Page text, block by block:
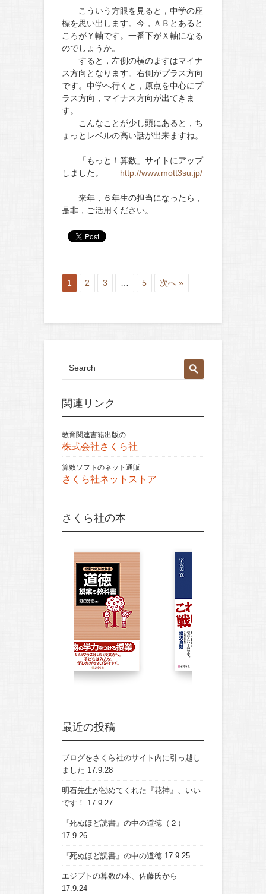
こういう方眼を見ると，中学の座
標を思い出します。今，ＡＢとあると
ころがＹ軸です。一番下がＸ軸になる
のでしょうか。
すると，左側の横のますはマイナ
ス方向となります。右側がプラス方向
です。中学へ行くと，原点を中心にプ
ラス方向，マイナス方向が出てきま
す。
こんなことが少し頭にあると，ち
ょっとレベルの高い話が出来ますね。
「もっと！算数」サイトにアップ
しました。 http://www.mott3su.jp/
来年，６年生の担当になったら，
是非，ご活用ください。
1 2 3 5 次へ »
関連リンク
教育関連書籍出版の
株式会社さくら社
算数ソフトのネット通販
さくら社ネットストア
さくら社の本
最近の投稿
ブログをさくら社のサイト内に引っ越し
ました 17.9.28
明石先生が勧めてくれた『花神』、いい
です！
17.9.27
『死ぬほど読書』の中の道徳（２）
17.9.26
『死ぬほど読書』の中の道徳 17.9.25
エジプトの算数の本、佐藤氏から
17.9.24